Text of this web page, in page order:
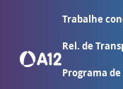
Trabalhe
Rel. de
Programa